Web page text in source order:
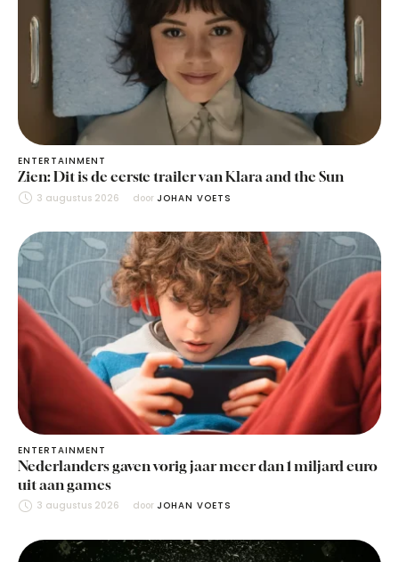
ENTERTAINMENT
Zien: Dit is de eerste trailer van Klara and the Sun
3 augustus 2026 door JOHAN VOETS
ENTERTAINMENT
Nederlanders gaven vorig jaar meer dan 1 miljard euro
uit aan games
3 augustus 2026 door JOHAN VOETS